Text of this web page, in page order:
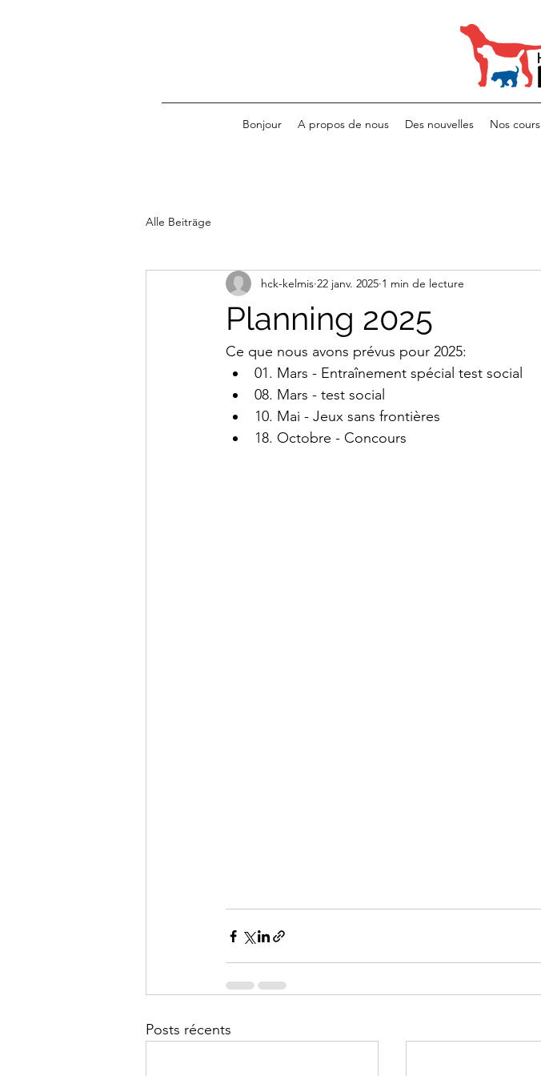
Bonjour A propos de nous Des nouvelles Nos cours
Alle Beiträge
Planning 2025
hck-kelmis 22 janv. 2025 1 min de lecture
Ce que nous avons prévus pour 2025:
01. Mars - Entraînement spécial test social
08. Mars - test social
10. Mai - Jeux sans frontières
18. Octobre - Concours
Posts récents